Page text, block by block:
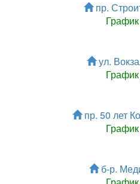
пр.
ул.
пр. 50 лет
б-р.